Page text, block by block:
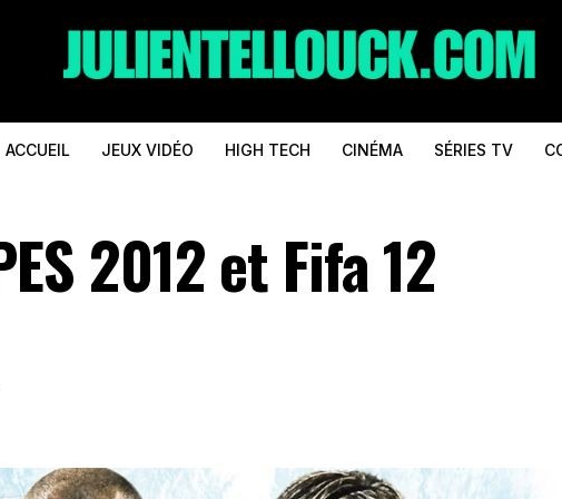
ACCUEIL JEUX VIDÉO HIGH TECH CINÉMA SÉRIES TV
2012 et Fifa 12